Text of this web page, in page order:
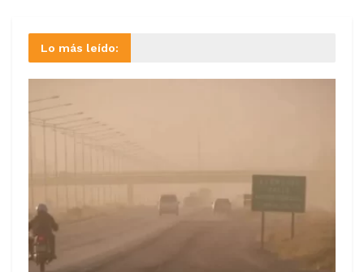
Lo más leído: